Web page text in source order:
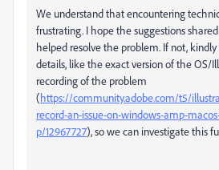
We understand that encountering
frustrating. I hope the suggestions
helped resolve the problem. If not,
details, like the exact version of the OS/
recording of the problem
(https://community.adobe.com/t5/
record-an-issue-on-windows-amp-
p/12967727), so we can investigate this